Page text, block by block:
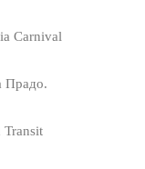
Carnival
Прадо.
Transit